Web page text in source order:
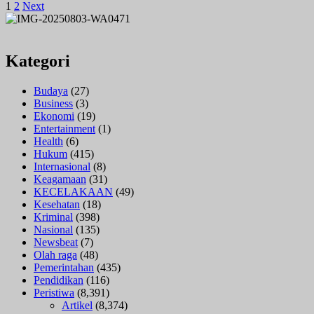
about
Hadiri
Konsultasi
PT.
BPSP
di
Desa
Toiba
Paginasi
pos
1 2 Next
Kategori
Budaya (27)
Business (3)
Ekonomi (19)
Entertainment (1)
Health (6)
Hukum (415)
Internasional (8)
Keagamaan (31)
KECELAKAAN (49)
Kesehatan (18)
Kriminal (398)
Nasional (135)
Newsbeat (7)
Olah raga (48)
Pemerintahan (435)
Pendidikan (116)
Peristiwa (8,391)
Artikel (8,374)